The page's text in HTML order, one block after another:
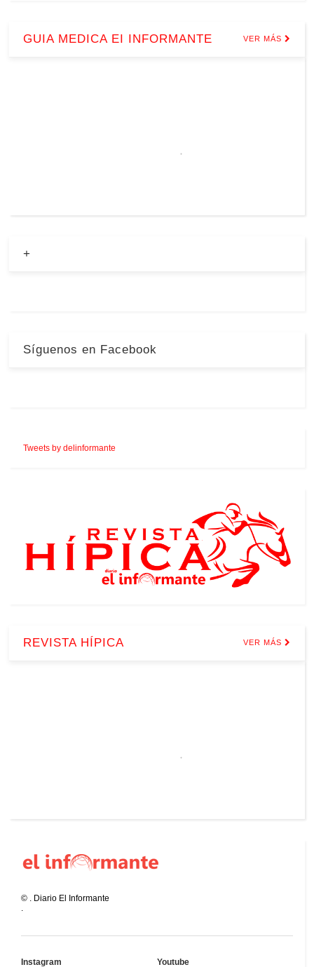
GUIA MEDICA EI INFORMANTE VER MÁS
+
Síguenos en Facebook
Tweets by delinformante
REVISTA HÍPICA VER MÁS
© . Diario El Informante
.
Instagram Youtube